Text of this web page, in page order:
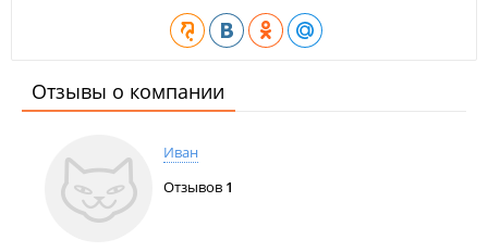
Отзывы о компании
Иван
Отзывов 1